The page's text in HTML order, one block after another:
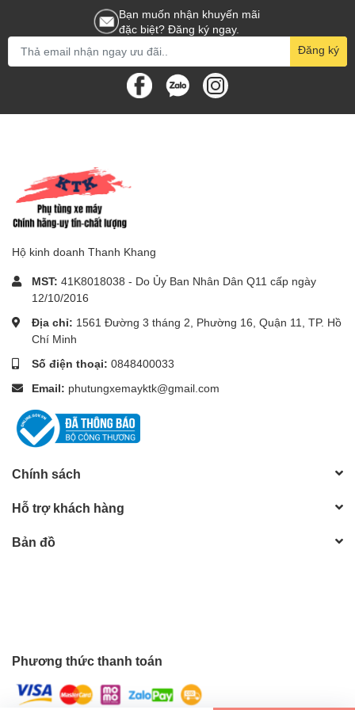
Bạn muốn nhận khuyến mãi
đặc biệt? Đăng ký ngay.
Đăng ký
Hộ kinh doanh Thanh Khang
MST: 41K8018038 - Do Ủy Ban Nhân Dân Q11 cấp ngày
12/10/2016
Địa chỉ: 1561 Đường 3 tháng 2, Phường 16, Quận 11, TP. Hồ
Chí Minh
Số điện thoại: 0848400033
Email: phutungxemayktk@gmail.com
Chính sách
Hỗ trợ khách hàng
Bản đồ
Phương thức thanh toán